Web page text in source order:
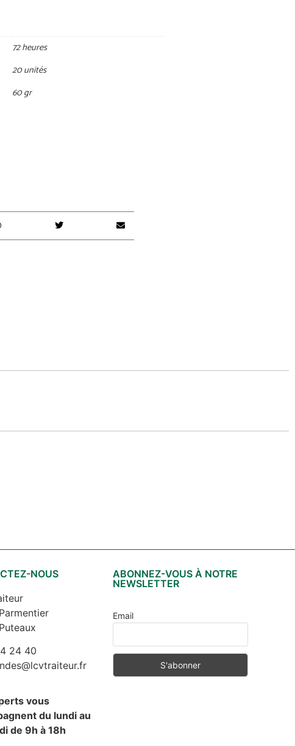
72 heures
20 unités
60 gr
NOUS
24 40
vous
du lundi au
de 9h à 18h
ABONNEZ-VOUS À NOTRE
NEWSLETTER
Email